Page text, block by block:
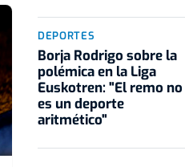
DEPORTES
Borja Rodrigo sobre la
polémica en la Liga
Euskotren: "El remo no
es un deporte
aritmético"